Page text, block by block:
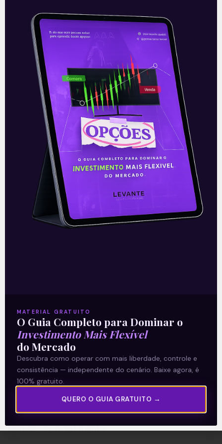
Resultados da BlackRock
A gestora de recursos BlackRock (BLK)
apresentou, nesta terça-feira (13), antes
da abertura do mercado, seus resultados
do segundo trimestre de 2021. Os
números vieram
Leia mais
14/07/2021
Termos e Condições
Política de Privacidade
Explore
Artigos
E Eu Com Isso?
Vídeos no Youtube
Manuais de Investimento
MATERIAL GRATUITO
O Guia Completo para Dominar o
Investimento Mais Flexível
do Mercado
Descubra como operar com mais liberdade, controle e
consistência — independente do cenário. Baixe agora, é
100% gratuito.
QUERO O GUIA GRATUITO →